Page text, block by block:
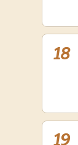
18
19